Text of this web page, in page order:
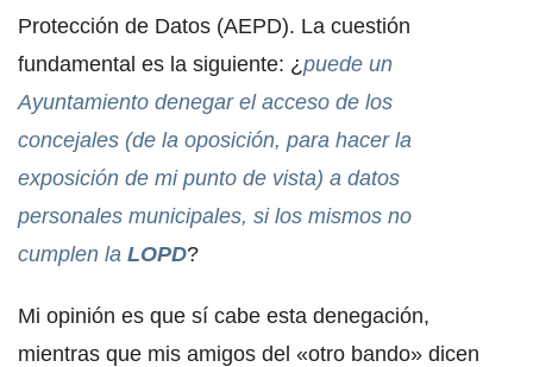
Protección de Datos (AEPD). La cuestión
fundamental es la siguiente: ¿puede un
Ayuntamiento denegar el acceso de los
concejales (de la oposición, para hacer la
exposición de mi punto de vista) a datos
personales municipales, si los mismos no
cumplen la LOPD?
Mi opinión es que sí cabe esta denegación,
mientras que mis amigos del «otro bando» dicen